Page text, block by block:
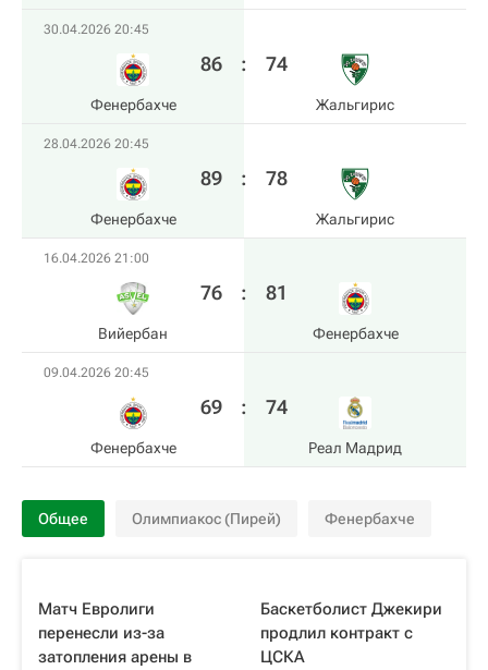
30.04.2026 20:45
Фенербахче
86 : 74
Жальгирис
28.04.2026 20:45
Фенербахче
89 : 78
Жальгирис
16.04.2026 21:00
Вийербан
76 : 81
Фенербахче
09.04.2026 20:45
Фенербахче
69 : 74
Реал Мадрид
Общее Олимпиакос (Пирей) Фенербахче
Матч Евролиги
перенесли из-за
затопления арены в
Баскетболист Джекири
продлил контракт с
ЦСКА